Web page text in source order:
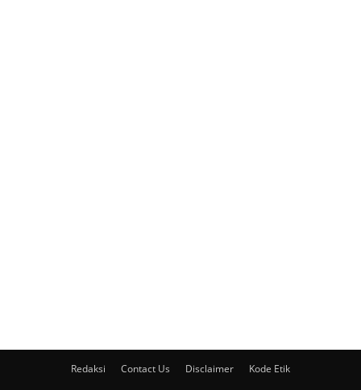
Redaksi Contact Us Disclaimer Kode Etik